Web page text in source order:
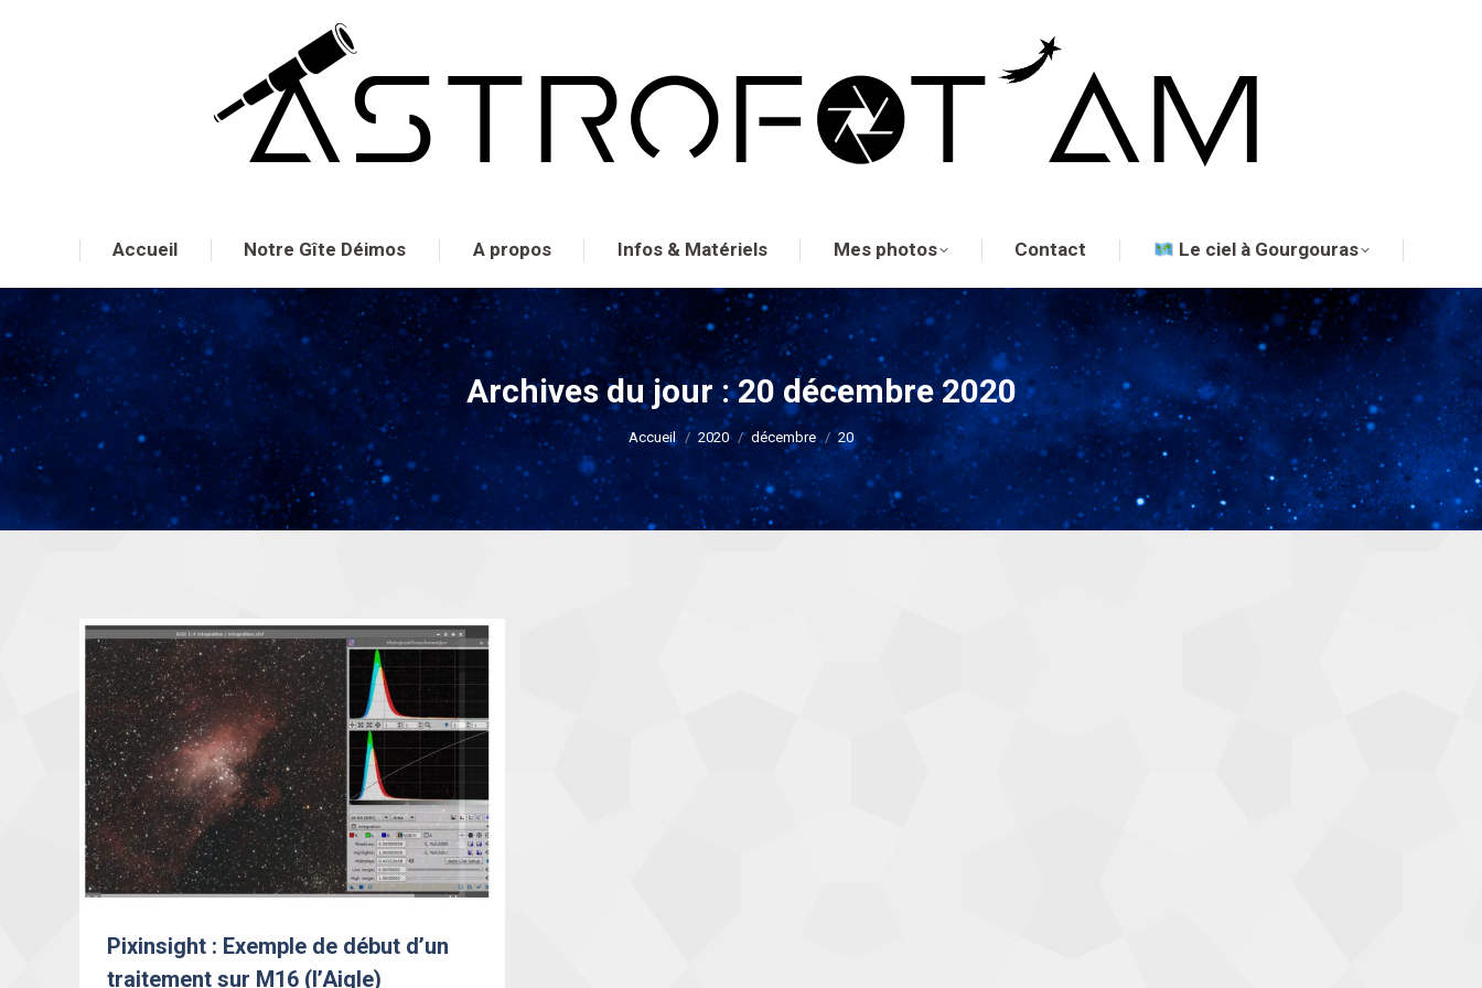
Accueil Notre Gîte Déimos A propos Infos & Matériels Mes photos Contact Le ciel à Gourgouras
Archives du jour :20 décembre 2020
Vous êtes ici :
Accueil 2020 décembre 20
Pixinsight : Exemple de début d’un
traitement sur M16 (l’Aigle)